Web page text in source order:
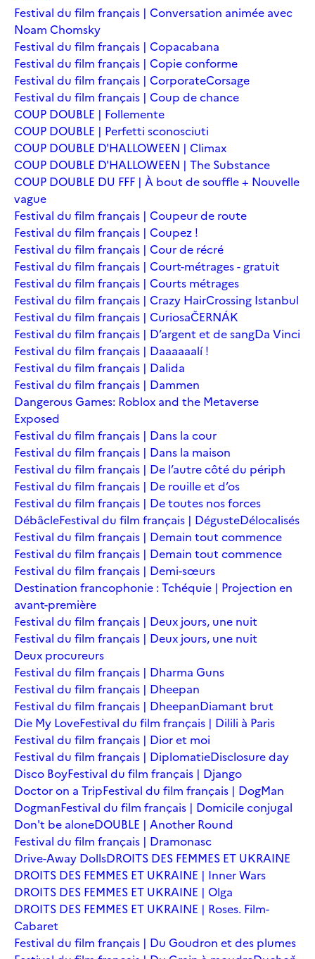
Festival du film français | Conversation animée avec
Noam Chomsky
Festival du film français | Copacabana
Festival du film français | Copie conforme
Festival du film français | CorporateCorsage
Festival du film français | Coup de chance
COUP DOUBLE | Follemente
COUP DOUBLE | Perfetti sconosciuti
COUP DOUBLE D'HALLOWEEN | Climax
COUP DOUBLE D'HALLOWEEN | The Substance
COUP DOUBLE DU FFF | À bout de souffle + Nouvelle
vague
Festival du film français | Coupeur de route
Festival du film français | Coupez !
Festival du film français | Cour de récré
Festival du film français | Court-métrages - gratuit
Festival du film français | Courts métrages
Festival du film français | Crazy HairCrossing Istanbul
Festival du film français | CuriosaČERNÁK
Festival du film français | D’argent et de sangDa Vinci
Festival du film français | Daaaaaalí !
Festival du film français | Dalida
Festival du film français | Dammen
Dangerous Games: Roblox and the Metaverse
Exposed
Festival du film français | Dans la cour
Festival du film français | Dans la maison
Festival du film français | De l’autre côté du périph
Festival du film français | De rouille et d’os
Festival du film français | De toutes nos forces
DébâcleFestival du film français | DégusteDélocalisés
Festival du film français | Demain tout commence
Festival du film français | Demain tout commence
Festival du film français | Demi-sœurs
Destination francophonie : Tchéquie | Projection en
avant-première
Festival du film français | Deux jours, une nuit
Festival du film français | Deux jours, une nuit
Deux procureurs
Festival du film français | Dharma Guns
Festival du film français | Dheepan
Festival du film français | DheepanDiamant brut
Die My LoveFestival du film français | Dilili à Paris
Festival du film français | Dior et moi
Festival du film français | DiplomatieDisclosure day
Disco BoyFestival du film français | Django
Doctor on a TripFestival du film français | DogMan
DogmanFestival du film français | Domicile conjugal
Don't be aloneDOUBLE | Another Round
Festival du film français | Dramonasc
Drive-Away DollsDROITS DES FEMMES ET UKRAINE
DROITS DES FEMMES ET UKRAINE | Inner Wars
DROITS DES FEMMES ET UKRAINE | Olga
DROITS DES FEMMES ET UKRAINE | Roses. Film-
Cabaret
Festival du film français | Du Goudron et des plumes